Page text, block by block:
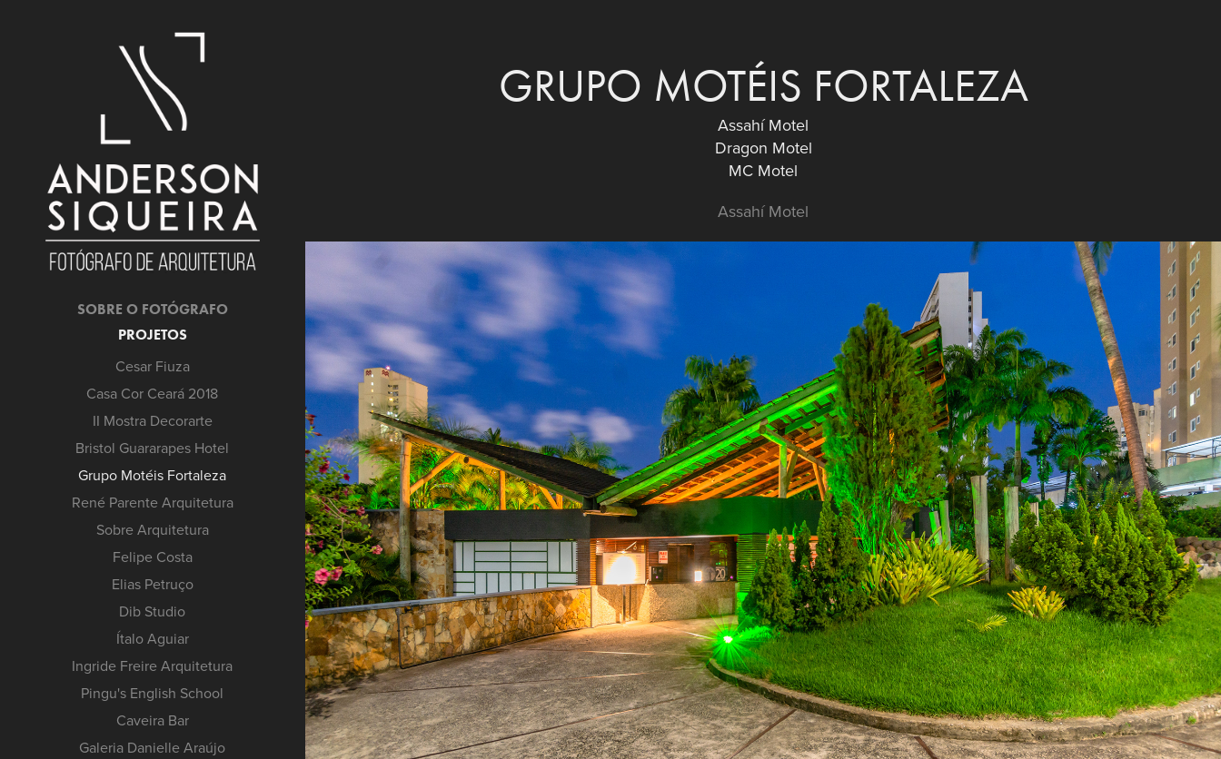
SOBRE O FOTÓGRAFO
PROJETOS
Cesar Fiuza
Casa Cor Ceará 2018
II Mostra Decorarte
Bristol Guararapes Hotel
Grupo Motéis Fortaleza
René Parente Arquitetura
Sobre Arquitetura
Felipe Costa
Elias Petruço
Dib Studio
Ítalo Aguiar
Ingride Freire Arquitetura
Pingu's English School
Caveira Bar
Galeria Danielle Araújo
GRUPO MOTÉIS FORTALEZA
Assahí Motel
Dragon Motel
MC Motel
Assahí Motel